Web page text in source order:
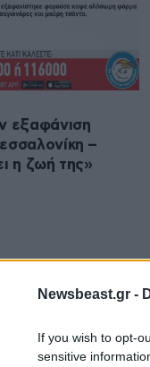
Newsbeast.gr -
If you wish to opt-
sensitive
εξαφάνιση
–
η ζωή της»